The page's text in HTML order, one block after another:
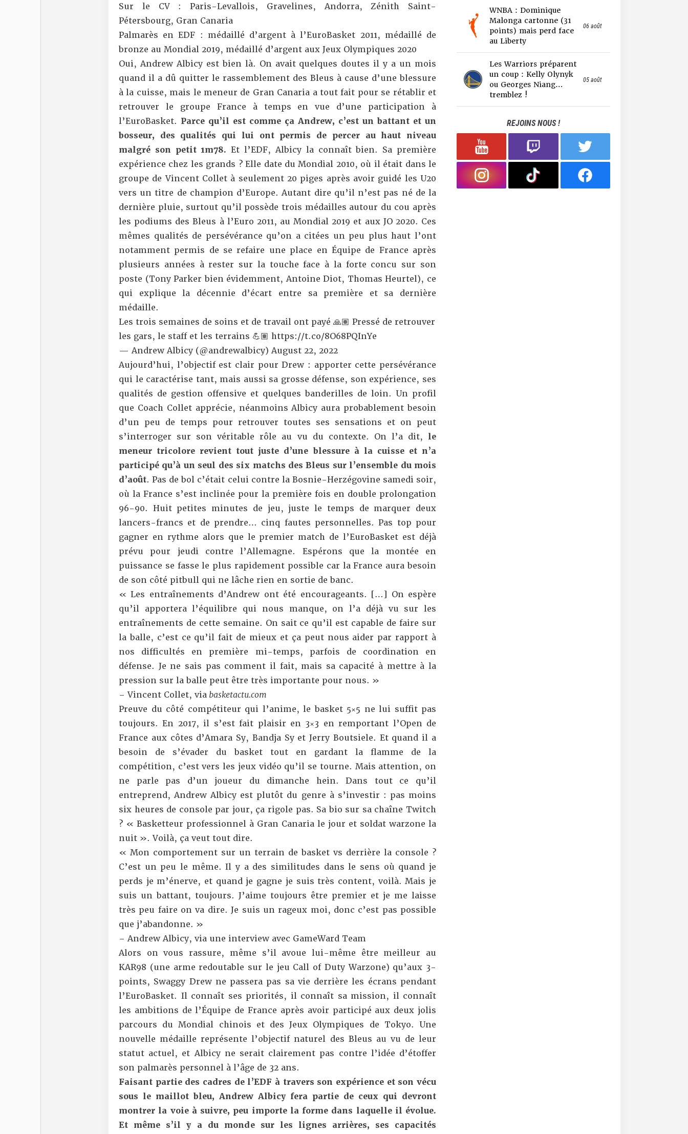
Sur le CV : Paris-Levallois, Gravelines, Andorra, Zénith Saint-
Pétersbourg, Gran Canaria
Palmarès en EDF : médaillé d’argent à l’EuroBasket 2011, médaillé de
bronze au Mondial 2019, médaillé d’argent aux Jeux Olympiques 2020
Oui, Andrew Albicy est bien là. On avait quelques doutes il y a un mois
quand il a dû quitter le rassemblement des Bleus à cause d’une blessure
à la cuisse, mais le meneur de Gran Canaria a tout fait pour se rétablir et
retrouver le groupe France à temps en vue d’une participation à
l’EuroBasket. Parce qu’il est comme ça Andrew, c’est un battant et un
bosseur, des qualités qui lui ont permis de percer au haut niveau
malgré son petit 1m78. Et l’EDF, Albicy la connaît bien. Sa première
expérience chez les grands ? Elle date du Mondial 2010, où il était dans le
groupe de Vincent Collet à seulement 20 piges après avoir guidé les U20
vers un titre de champion d’Europe. Autant dire qu’il n’est pas né de la
dernière pluie, surtout qu’il possède trois médailles autour du cou après
les podiums des Bleus à l’Euro 2011, au Mondial 2019 et aux JO 2020. Ces
mêmes qualités de persévérance qu’on a citées un peu plus haut l’ont
notamment permis de se refaire une place en Équipe de France après
plusieurs années à rester sur la touche face à la forte concu sur son
poste (Tony Parker bien évidemment, Antoine Diot, Thomas Heurtel), ce
qui explique la décennie d’écart entre sa première et sa dernière
médaille.
Les trois semaines de soins et de travail ont payé 🙏🏽 Pressé de retrouver
les gars, le staff et les terrains 💪🏽 https://t.co/8O68PQInYe
— Andrew Albicy (@andrewalbicy)August 22, 2022
Aujourd’hui, l’objectif est clair pour Drew : apporter cette persévérance
qui le caractérise tant, mais aussi sa grosse défense, son expérience, ses
qualités de gestion offensive et quelques banderilles de loin. Un profil
que Coach Collet apprécie, néanmoins Albicy aura probablement besoin
d’un peu de temps pour retrouver toutes ses sensations et on peut
s’interroger sur son véritable rôle au vu du contexte. On l’a dit, le
meneur tricolore revient tout juste d’une blessure à la cuisse et n’a
participé qu’à un seul des six matchs des Bleus sur l’ensemble du mois
d’août. Pas de bol c’était celui contre la Bosnie-Herzégovine samedi soir,
où la France s’est inclinée pour la première fois en double prolongation
96-90. Huit petites minutes de jeu, juste le temps de marquer deux
lancers-francs et de prendre… cinq fautes personnelles. Pas top pour
gagner en rythme alors que le premier match de l’EuroBasket est déjà
prévu pour jeudi contre l’Allemagne. Espérons que la montée en
puissance se fasse le plus rapidement possible car la France aura besoin
de son côté pitbull qui ne lâche rien en sortie de banc.
« Les entraînements d’Andrew ont été encourageants. […] On espère
qu’il apportera l’équilibre qui nous manque, on l’a déjà vu sur les
entraînements de cette semaine. On sait ce qu’il est capable de faire sur
la balle, c’est ce qu’il fait de mieux et ça peut nous aider par rapport à
nos difficultés en première mi-temps, parfois de coordination en
défense. Je ne sais pas comment il fait, mais sa capacité à mettre à la
pression sur la balle peut être très importante pour nous. »
– Vincent Collet, via basketactu.com
Preuve du côté compétiteur qui l’anime, le basket 5×5 ne lui suffit pas
toujours. En 2017, il s’est fait plaisir en 3×3 en remportant l’Open de
France aux côtes d’Amara Sy, Bandja Sy et Jerry Boutsiele. Et quand il a
besoin de s’évader du basket tout en gardant la flamme de la
compétition, c’est vers les jeux vidéo qu’il se tourne. Mais attention, on
ne parle pas d’un joueur du dimanche hein. Dans tout ce qu’il
entreprend, Andrew Albicy est plutôt du genre à s’investir : pas moins
six heures de console par jour, ça rigole pas. Sa bio sur sa chaîne Twitch
? « Basketteur professionnel à Gran Canaria le jour et soldat warzone la
nuit ». Voilà, ça veut tout dire.
« Mon comportement sur un terrain de basket vs derrière la console ?
C’est un peu le même. Il y a des similitudes dans le sens où quand je
perds je m’énerve, et quand je gagne je suis très content, voilà. Mais je
suis un battant, toujours. J’aime toujours être premier et je me laisse
très peu faire on va dire. Je suis un rageux moi, donc c’est pas possible
que j’abandonne. »
– Andrew Albicy, via une interview avec GameWard Team
Alors on vous rassure, même s’il avoue lui-même être meilleur au
KAR98 (une arme redoutable sur le jeu Call of Duty Warzone) qu’aux 3-
points, Swaggy Drew ne passera pas sa vie derrière les écrans pendant
l’EuroBasket. Il connaît ses priorités, il connaît sa mission, il connaît
les ambitions de l’Équipe de France après avoir participé aux deux jolis
parcours du Mondial chinois et des Jeux Olympiques de Tokyo. Une
nouvelle médaille représente l’objectif naturel des Bleus au vu de leur
statut actuel, et Albicy ne serait clairement pas contre l’idée d’étoffer
son palmarès personnel à l’âge de 32 ans.
Faisant partie des cadres de l’EDF à travers son expérience et son vécu
sous le maillot bleu, Andrew Albicy fera partie de ceux qui devront
montrer la voie à suivre, peu importe la forme dans laquelle il évolue.
Et même s’il y a du monde sur les lignes arrières, ses capacités
WNBA : Dominique
Malonga cartonne (31
points) mais perd face
au Liberty
06 août
Les Warriors préparent
un coup : Kelly Olynyk
ou Georges Niang…
tremblez !
05 août
REJOINS NOUS !